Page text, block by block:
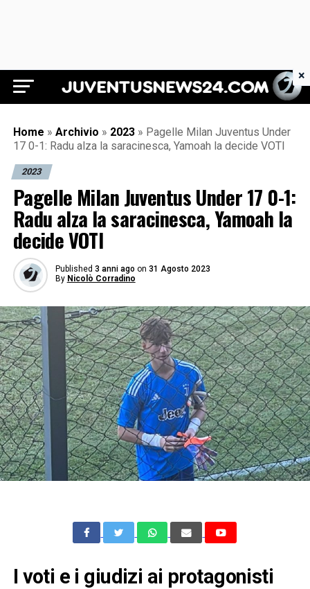
Juventus News 24
Home » Archivio » 2023 » Pagelle Milan Juventus Under
17 0-1: Radu alza la saracinesca, Yamoah la decide VOTI
2023
Pagelle Milan Juventus Under 17 0-1:
Radu alza la saracinesca, Yamoah la
decide VOTI
Published 3 anni ago on 31 Agosto 2023
By Nicolò Corradino
I voti e i giudizi ai protagonisti
×